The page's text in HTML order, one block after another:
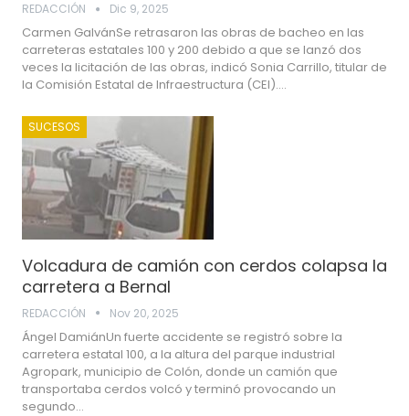
REDACCIÓN Dic 9, 2025
Carmen GalvánSe retrasaron las obras de bacheo en las
carreteras estatales 100 y 200 debido a que se lanzó dos
veces la licitación de las obras, indicó Sonia Carrillo, titular de
la Comisión Estatal de Infraestructura (CEI).…
SUCESOS
Volcadura de camión con cerdos colapsa la
carretera a Bernal
REDACCIÓN Nov 20, 2025
Ángel DamiánUn fuerte accidente se registró sobre la
carretera estatal 100, a la altura del parque industrial
Agropark, municipio de Colón, donde un camión que
transportaba cerdos volcó y terminó provocando un
segundo…